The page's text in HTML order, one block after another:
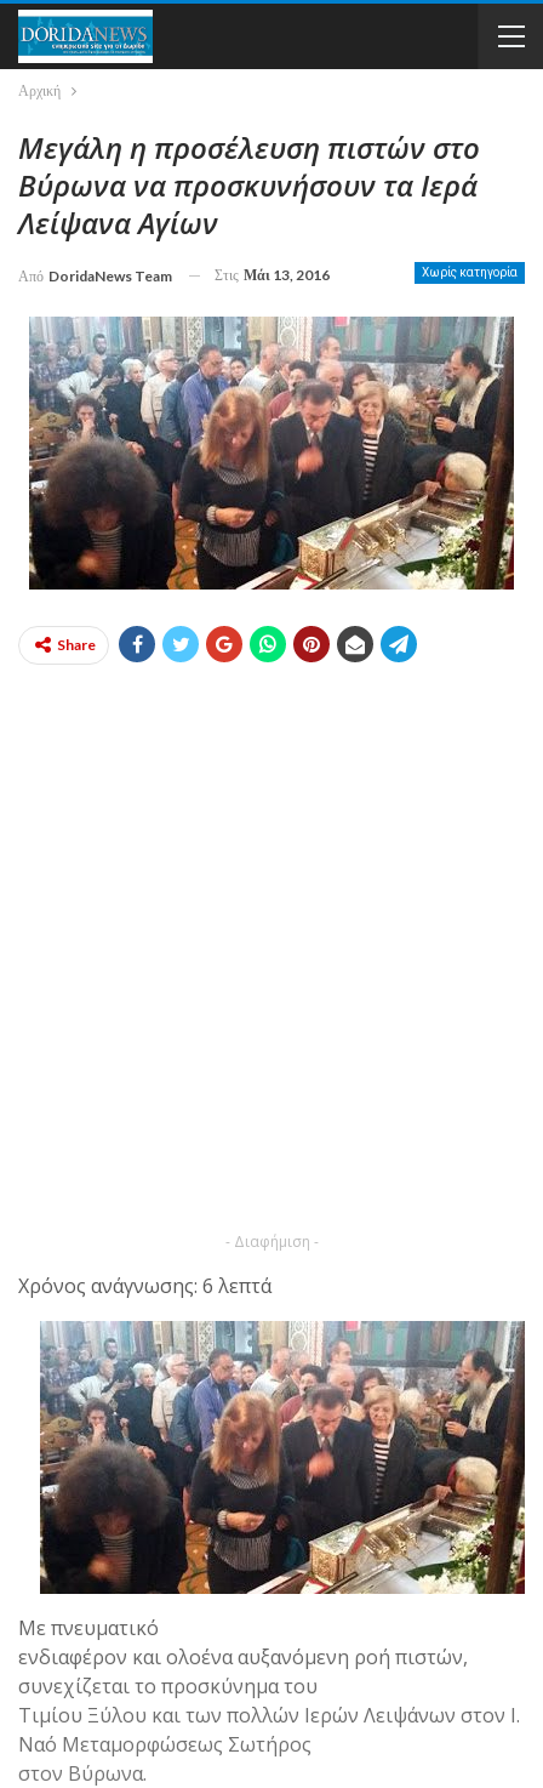
Αρχική
Μεγάλη η προσέλευση πιστών στο
Βύρωνα να προσκυνήσουν τα Ιερά
Λείψανα Αγίων
Χωρίς κατηγορία
Από DoridaNews Team Στις Μάι 13, 2016
Share
- Διαφήμιση -
Χρόνος ανάγνωσης: 6 λεπτά
Με πνευματικό
ενδιαφέρον και ολοένα αυξανόμενη ροή πιστών,
συνεχίζεται το προσκύνημα του
Τιμίου Ξύλου και των πολλών Ιερών Λειψάνων στον Ι.
Ναό Μεταμορφώσεως Σωτήρος
στον Βύρωνα.